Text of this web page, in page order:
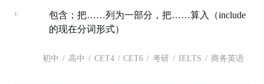
v.
包含；把……列为一部分，把……算入（include
的现在分词形式）
初中 / 高中 / CET4 / CET6 / 考研 / IELTS / 商务英语